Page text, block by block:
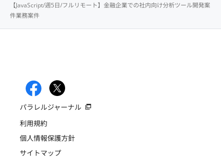
【JavaScript/週5日/フルリモート】金融企業での社内向け分析ツール開発案
件業務案件
パラレルジャーナル
利用規約
個人情報保護方針
サイトマップ